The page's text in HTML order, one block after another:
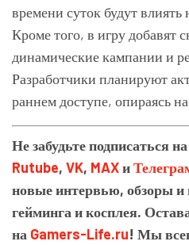
времени суток будут
Кроме того, в игру добавят
динамические кампании и
Разработчики планируют
раннем доступе, опираясь
Не забудьте подписаться
Rutube, VK, MAXи
новые интервью, обзоры и
гейминга и косплея.
на Gamers-Life.ru! Мы